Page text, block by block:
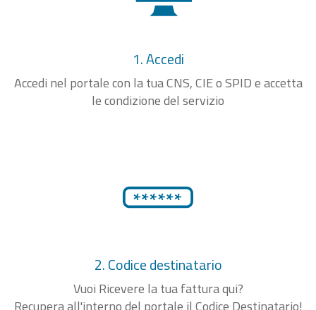
1. Accedi
Accedi nel portale con la tua CNS, CIE o SPID e accetta
le condizione del servizio
2. Codice destinatario
Vuoi Ricevere la tua fattura qui?
Recupera all'interno del portale il Codice Destinatario!